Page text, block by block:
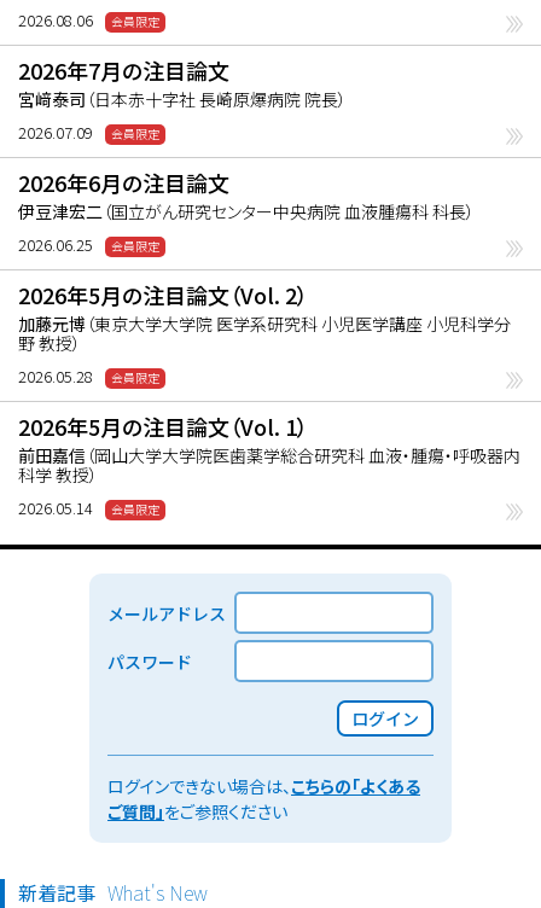
た。これらは移植前のみならず移植後20日の
糞便を用いた検討でも同様であった。移植前
の糞便における嫌気性菌の減少、酪酸産生低
下、S/F低下は全生存期間（OS）の短縮や
GVHD関連死亡の増加につながり、移植後の
予後予測マーカーとなり得ることが明らかに
なった。
なお、“microbiome”とは細菌叢、微生物叢全
体を意味し、遺伝子物質を含めた概念のこと
であり、従来の培養法での解析の時代に用い
た“flora”とは用語として明確に区別されてい
2026.08.06
2026年7月の注目論文
宮﨑泰司 （日本赤十字社 長崎原爆病院 院長）
2026.07.09
2026年6月の注目論文
伊豆津宏二 （国立がん研究センター中央病院 血液腫瘍科 科長）
2026.06.25
2026年5月の注目論文（Vol. 2）
加藤元博 （東京大学大学院 医学系研究科 小児医学講座 小児科学分
野 教授）
2026.05.28
2026年5月の注目論文（Vol. 1）
前田嘉信 （岡山大学大学院医歯薬学総合研究科 血液・腫瘍・呼吸器内
科学 教授）
2026.05.14
メールアドレス
パスワード
ログイン
ログインできない場合は、こちらの「よくある
ご質問」をご参照ください
新着記事 What's New